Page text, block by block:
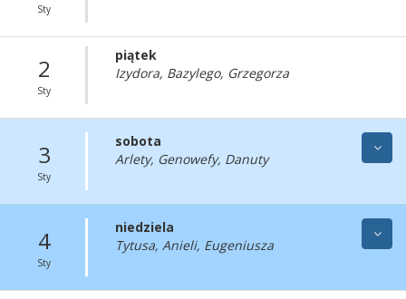
Sty
2
Sty
piątek
Izydora, Bazylego, Grzegorza
3
Sty
sobota
Arlety, Genowefy, Danuty
4
Sty
niedziela
Tytusa, Anieli, Eugeniusza